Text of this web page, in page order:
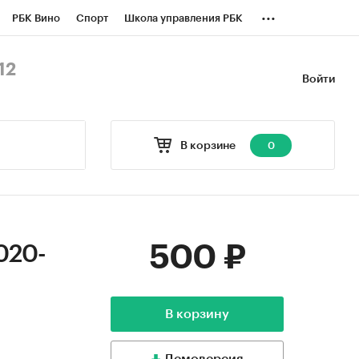
РБК Вино Спорт Школа управления РБК ...
Войти
В корзине 0
500 ₽
В корзину